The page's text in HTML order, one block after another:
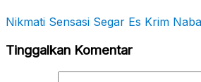
Nikmati Sensasi Segar Es Krim
Tinggalkan Komentar